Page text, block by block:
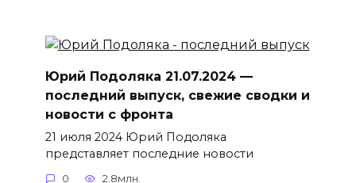
Юрий Подоляка 21.07.2024 —
последний выпуск, свежие сводки и
новости с фронта
21 июля 2024 Юрий Подоляка
представляет последние новости
0 2.8млн.